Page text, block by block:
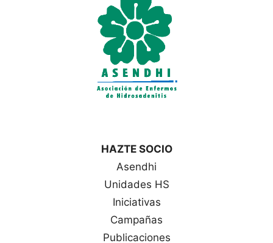
HAZTE SOCIO
Asendhi
Unidades HS
Iniciativas
Campañas
Publicaciones